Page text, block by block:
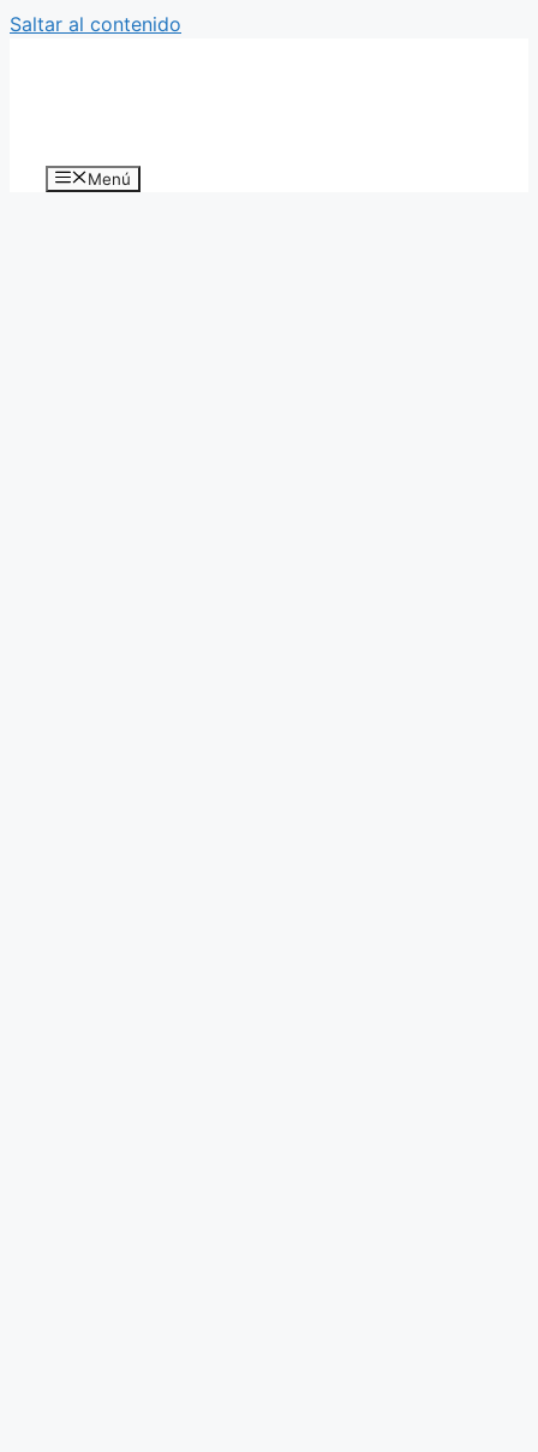
Saltar al contenido
Menú